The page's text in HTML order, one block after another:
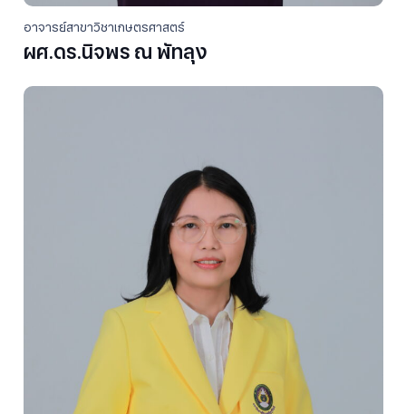
อาจารย์สาขาวิชาเกษตรศาสตร์
ผศ.ดร.นิจพร ณ พัทลุง